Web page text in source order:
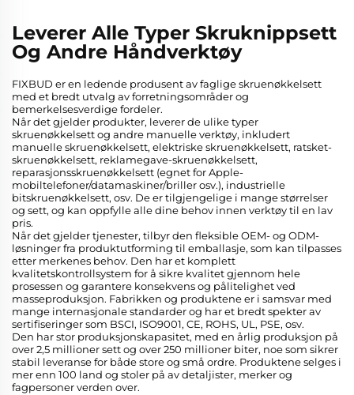
Leverer Alle Typer Skruknippsett
Og Andre Håndverktøy
FIXBUD er en ledende produsent av faglige skruenøkkelsett
med et bredt utvalg av forretningsområder og
bemerkelsesverdige fordeler.
Når det gjelder produkter, leverer de ulike typer
skruenøkkelsett og andre manuelle verktøy, inkludert
manuelle skruenøkkelsett, elektriske skruenøkkelsett, ratsket-
skruenøkkelsett, reklamegave-skruenøkkelsett,
reparasjonsskruenøkkelsett (egnet for Apple-
mobiltelefoner/datamaskiner/briller osv.), industrielle
bitskruenøkkelsett, osv. De er tilgjengelige i mange størrelser
og sett, og kan oppfylle alle dine behov innen verktøy til en lav
pris.
Når det gjelder tjenester, tilbyr den fleksible OEM- og ODM-
løsninger fra produktutforming til emballasje, som kan tilpasses
etter merkenes behov. Den har et komplett
kvalitetskontrollsystem for å sikre kvalitet gjennom hele
prosessen og garantere konsekvens og pålitelighet ved
masseproduksjon. Fabrikken og produktene er i samsvar med
mange internasjonale standarder og har et bredt spekter av
sertifiseringer som BSCI, ISO9001, CE, ROHS, UL, PSE, osv.
Den har stor produksjonskapasitet, med en årlig produksjon på
over 2,5 millioner sett og over 250 millioner biter, noe som sikrer
stabil leveranse for både store og små ordre. Produktene selges i
mer enn 100 land og stoler på av detaljister, merker og
fagpersoner verden over.